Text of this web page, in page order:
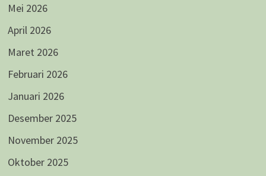
Mei 2026
April 2026
Maret 2026
Februari 2026
Januari 2026
Desember 2025
November 2025
Oktober 2025